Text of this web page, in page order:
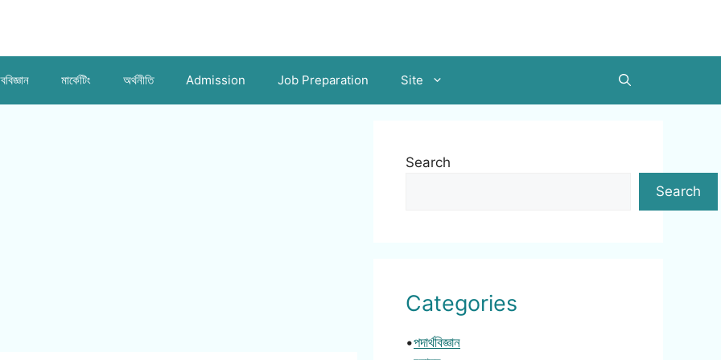
মার্কেটিং অর্থনীতি Admission Job Preparation Site
Search
Search
Categories
•পদার্থবিজ্ঞান